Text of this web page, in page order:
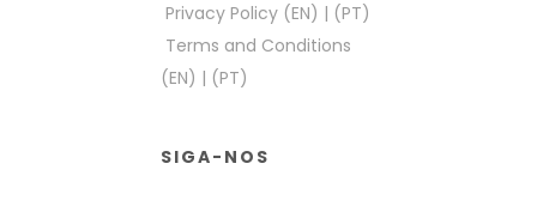
Privacy Policy (EN) | (PT)
Terms and Conditions
(EN) | (PT)
SIGA-NOS